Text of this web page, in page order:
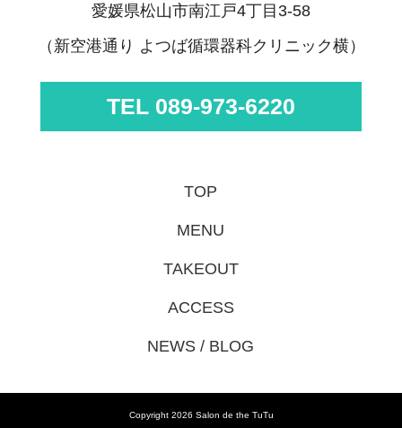
愛媛県松山市南江戸4丁目3-58
（新空港通り よつば循環器科クリニック横）
TEL 089-973-6220
TOP
MENU
TAKEOUT
ACCESS
NEWS / BLOG
Copyright 2026 Salon de the TuTu